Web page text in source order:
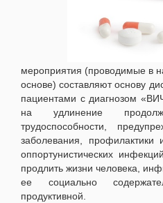
мероприятия (проводимые в
основе) составляют основу
пациентами с диагнозом
на удлинение
трудоспособности,
заболевания, профилактики
оппортунистических
продлить жизни человека,
ее социально
продуктивной.